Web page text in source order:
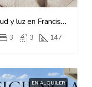
Vivienda reformada con amplitud y luz en Francisco Silvela
3 3 147
EN ALQUILER